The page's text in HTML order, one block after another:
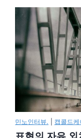
민노인터뷰. 캡콜드케